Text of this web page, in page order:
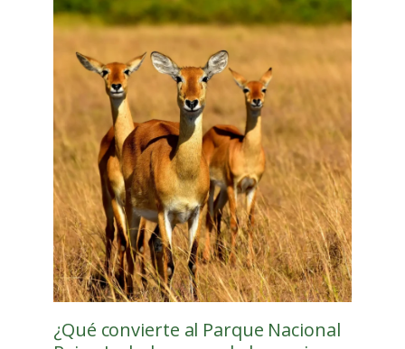
¿Qué convierte al Parque Nacional